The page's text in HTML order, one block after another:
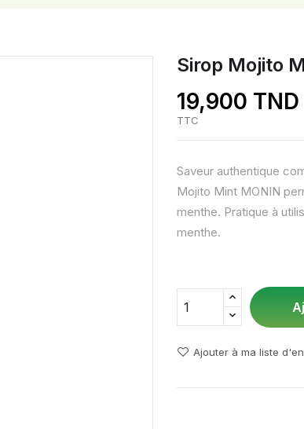
Sirop Mojito
19,900 TND
TTC
Saveur authentique
Mojito Mint MONIN
menthe. Pratique à
menthe.
Ajouter à ma liste